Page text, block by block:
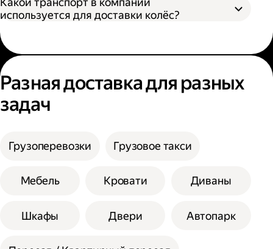
Ввести контакты получателя и
отправителя;
Подтвердить заказ.
На сайте Яндекс Доставки.
Выберите тариф;
Введите необходимую информацию;
Укажите, нужны ли дополнительные
Выберите способ оплаты.
Диаметр не более 200 см, если выбрана
Высота не более 100 см.
см при выборе помощи одного грузчика, а
допустимая сумма сторон 300 см, а вес
используется для доставки колёс?
Разная доставка для разных
задач
Грузоперевозки Грузовое такси
Мебель Кровати Диваны
Шкафы Двери Автопарк